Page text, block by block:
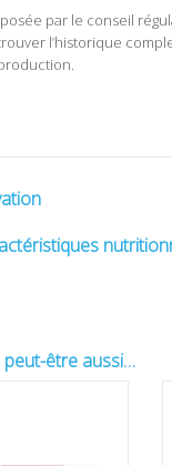
par le conseil
l’historique
peut-être aussi…